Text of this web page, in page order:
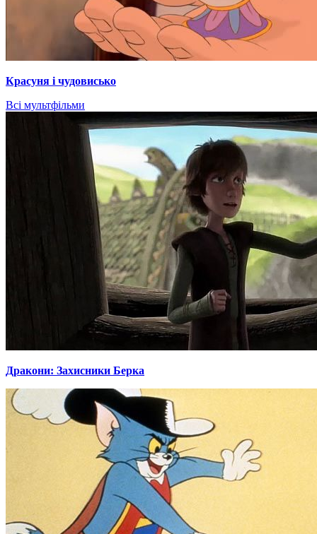
Красуня і чудовисько
Всі мультфільми
Дракони: Захисники Берка